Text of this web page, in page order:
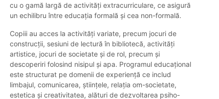
cu o gamă largă de activități extracurriculare, ce asigură
un echilibru între educația formală și cea non-formală.
Copiii au acces la activități variate, precum jocuri de
construcții, sesiuni de lectură în bibliotecă, activități
artistice, jocuri de societate și de rol, precum și
descoperiri folosind nisipul și apa. Programul educațional
este structurat pe domenii de experiență ce includ
limbajul, comunicarea, științele, relația om-societate,
estetica și creativitatea, alături de dezvoltarea psiho-